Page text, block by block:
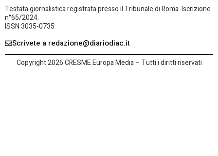
Testata giornalistica registrata presso il Tribunale di Roma. Iscrizione
n°65/2024.
ISSN 3035-0735
Scrivete a redazione@diariodiac.it
Copyright 2026 CRESME Europa Media – Tutti i diritti riservati